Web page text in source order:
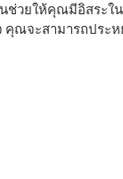
ช่วยให้คุณมีอิสระใ
คุณจะสามารถประ